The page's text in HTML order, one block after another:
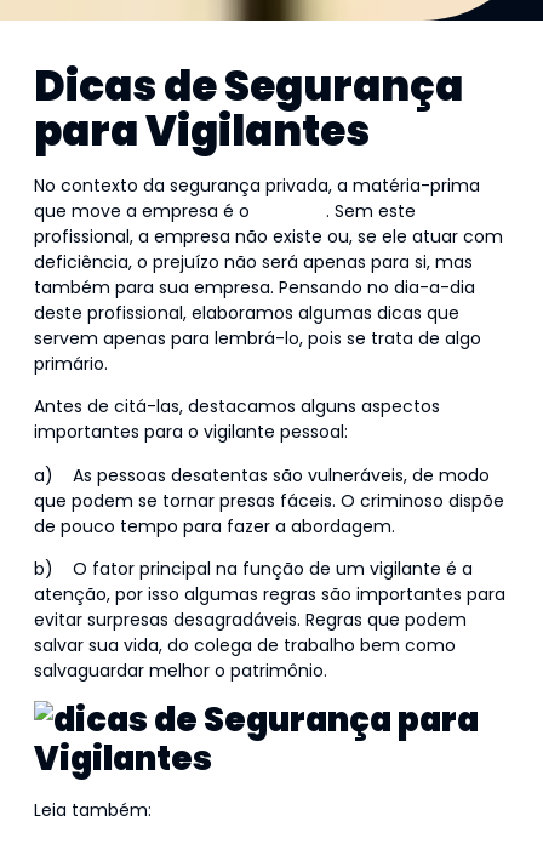
Dicas de Segurança
para Vigilantes
No contexto da segurança privada, a matéria-prima
que move a empresa é o
. Sem este
profissional, a empresa não existe ou, se ele atuar com
deficiência, o prejuízo não será apenas para si, mas
também para sua empresa. Pensando no dia-a-dia
deste profissional, elaboramos algumas dicas que
servem apenas para lembrá-lo, pois se trata de algo
primário.
Antes de citá-las, destacamos alguns aspectos
importantes para o vigilante pessoal:
a) As pessoas desatentas são vulneráveis, de modo
que podem se tornar presas fáceis. O criminoso dispõe
de pouco tempo para fazer a abordagem.
b) O fator principal na função de um vigilante é a
atenção, por isso algumas regras são importantes para
evitar surpresas desagradáveis. Regras que podem
salvar sua vida, do colega de trabalho bem como
salvaguardar melhor o patrimônio.
Leia também: